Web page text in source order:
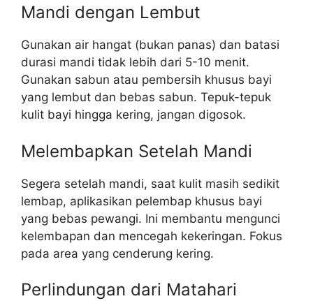
Mandi dengan Lembut
Gunakan air hangat (bukan panas) dan batasi
durasi mandi tidak lebih dari 5-10 menit.
Gunakan sabun atau pembersih khusus bayi
yang lembut dan bebas sabun. Tepuk-tepuk
kulit bayi hingga kering, jangan digosok.
Melembapkan Setelah Mandi
Segera setelah mandi, saat kulit masih sedikit
lembap, aplikasikan pelembap khusus bayi
yang bebas pewangi. Ini membantu mengunci
kelembapan dan mencegah kekeringan. Fokus
pada area yang cenderung kering.
Perlindungan dari Matahari